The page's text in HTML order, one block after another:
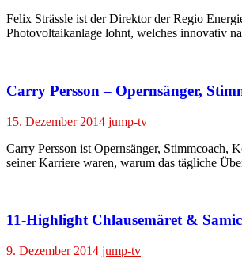
Felix Strässle ist der Direktor der Regio
Photovoltaikanlage lohnt, welches innovativ
Carry Persson – Opernsänger,
15. Dezember 2014 jump-tv
Carry Persson ist Opernsänger, Stimmcoach,
seiner Karriere waren, warum das tägliche
11-Highlight Chlausemäret &
9. Dezember 2014 jump-tv